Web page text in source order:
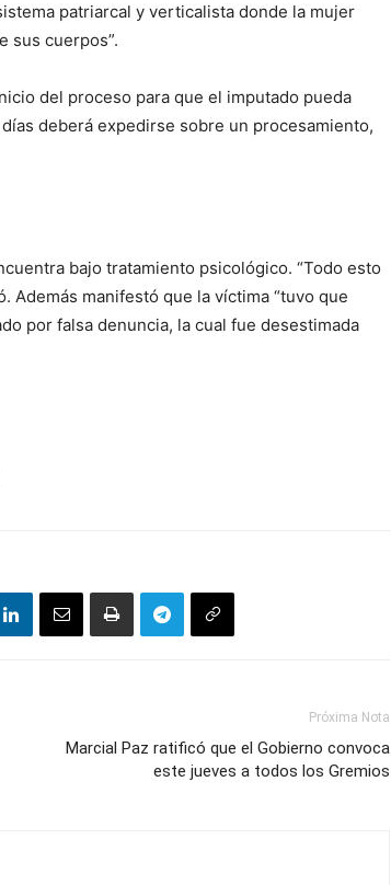
patriarcal y verticalista donde la mujer
sus cuerpos”.
del proceso para que el imputado pueda
deberá expedirse sobre un procesamiento,
bajo tratamiento psicológico. “Todo esto
Además manifestó que la víctima “tuvo que
por falsa denuncia, la cual fue desestimada
Próxima Nota
Marcial Paz ratificó que el Gobierno convoca
este jueves a todos los Gremios